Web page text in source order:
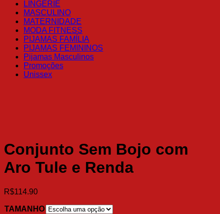
LINGERIE
MASCULINO
MATERNIDADE
MODA FITNESS
PIJAMAS FAMÍLIA
PIJAMAS FEMININOS
Pijamas Masculinos
Promoções
Unissex
Conjunto Sem Bojo com
Aro Tule e Renda
R$114.90
TAMANHO